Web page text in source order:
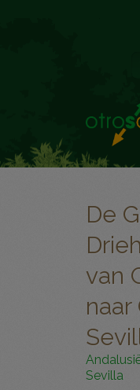
De
van
naar
Sevilla